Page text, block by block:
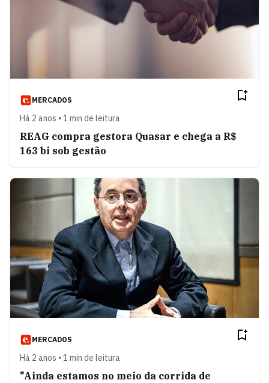
MERCADOS
Há 2 anos • 1 min de leitura
REAG compra gestora Quasar e chega a R$
163 bi sob gestão
MERCADOS
Há 2 anos • 1 min de leitura
"Ainda estamos no meio da corrida de